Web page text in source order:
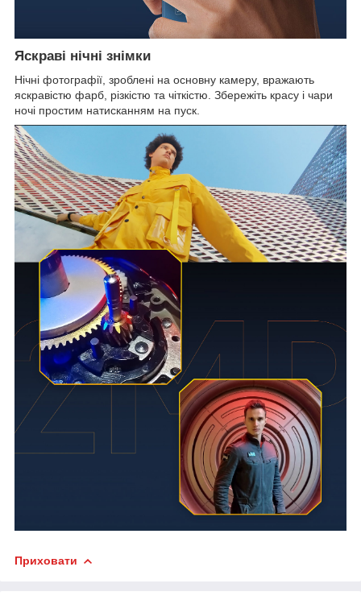
Яскраві нічні знімки
Нічні фотографії, зроблені на основну камеру, вражають
яскравістю фарб, різкістю та чіткістю. Збережіть красу і чари
ночі простим натисканням на пуск.
Приховати